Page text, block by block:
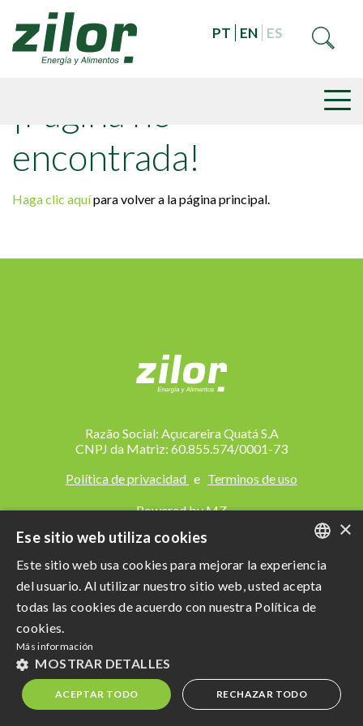
PT EN ES
¡Página no
encontrada!
Haga clic aquípara volver a la página principal.
Razão Social: Açucareira Quatá S.A
CNPJ da Matriz: 60.855.574/0001-73
Política de privacidad e Terminos de uso
Powered by MZ
PORTUGUESE
ENGLISH
×
Ese sitio web utiliza cookies
Este sitio web usa cookies para mejorar la experiencia
del usuario. Al utilizar nuestro sitio web, usted acepta
todas las cookies de acuerdo con nuestra Política de
cookies.
Más información
MOSTRAR DETALLES
ACEPTAR TODO RECHAZAR TODO